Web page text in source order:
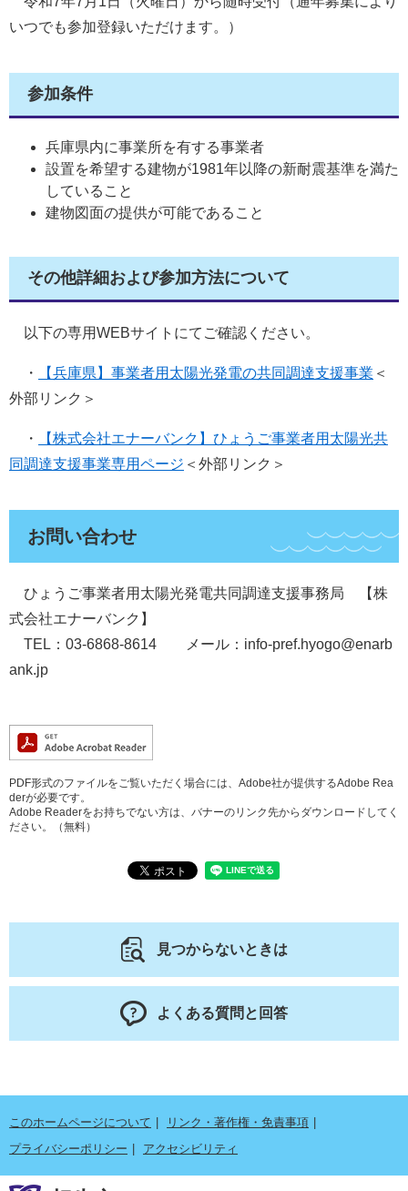
いつでも参加登録いただけます。）
参加条件
兵庫県内に事業所を有する事業者
設置を希望する建物が1981年以降の新耐震基準を満た
していること
建物図面の提供が可能であること
その他詳細および参加方法について
以下の専用WEBサイトにてご確認ください。
・ 【兵庫県】事業者用太陽光発電の共同調達支援事業 ＜
外部リンク＞
・
【株式会社エナーバンク】ひょうご事業者用太陽光共
同調達支援事業専用ページ ＜外部リンク＞
お問い合わせ
ひょうご事業者用太陽光発電共同調達支援事務局 【株
式会社エナーバンク】
TEL：03-6868-8614 メール：info-pref.hyogo@enarb
ank.jp
PDF形式のファイルをご覧いただく場合には、Adobe社が提供するAdobe Rea
derが必要です。
Adobe Readerをお持ちでない方は、バナーのリンク先からダウンロードしてく
ださい。（無料）
見つからないときは
よくある質問と回答
このホームページについて
リンク・著作権・免責事項
プライバシーポリシー
アクセシビリティ